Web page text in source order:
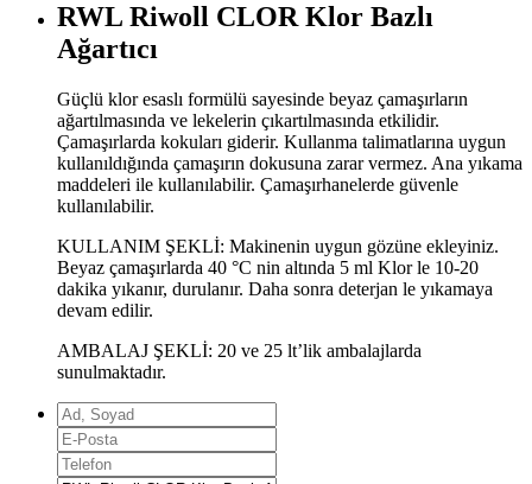
RWL Riwoll CLOR Klor Bazlı
Ağartıcı
Güçlü klor esaslı formülü sayesinde beyaz çamaşırların
ağartılmasında ve lekelerin çıkartılmasında etkilidir.
Çamaşırlarda kokuları giderir. Kullanma talimatlarına uygun
kullanıldığında çamaşırın dokusuna zarar vermez. Ana yıkama
maddeleri ile kullanılabilir. Çamaşırhanelerde güvenle
kullanılabilir.
KULLANIM ŞEKLİ: Makinenin uygun gözüne ekleyiniz.
Beyaz çamaşırlarda 40 °C nin altında 5 ml Klor le 10-20
dakika yıkanır, durulanır. Daha sonra deterjan le yıkamaya
devam edilir.
AMBALAJ ŞEKLİ: 20 ve 25 lt’lik ambalajlarda
sunulmaktadır.